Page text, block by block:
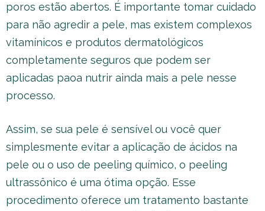
poros estão abertos. É importante tomar cuidado
para não agredir a pele, mas existem complexos
vitamínicos e produtos dermatológicos
completamente seguros que podem ser
aplicadas paoa nutrir ainda mais a pele nesse
processo.
Assim, se sua pele é sensível ou você quer
simplesmente evitar a aplicação de ácidos na
pele ou o uso de peeling químico, o peeling
ultrassônico é uma ótima opção. Esse
procedimento oferece um tratamento bastante